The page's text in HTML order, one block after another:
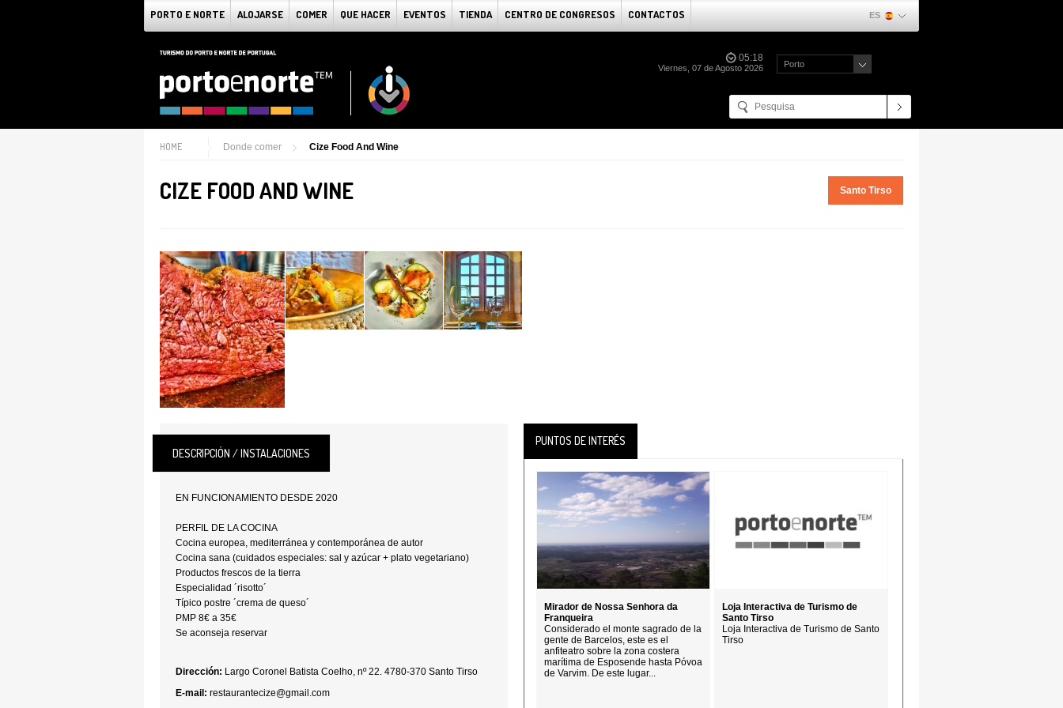
PORTO E NORTE ALOJARSE COMER QUE HACER EVENTOS TIENDA CENTRO DE CONGRESOS CONTACTOS ES
05:18
Viernes, 07 de Agosto 2026 Porto
HOME Donde comer Cize Food And Wine
CIZE FOOD AND WINE Santo Tirso
DESCRIPCIÓN / INSTALACIONES
EN FUNCIONAMIENTO DESDE 2020
PERFIL DE LA COCINA
Cocina europea, mediterránea y contemporánea de autor
Cocina sana (cuidados especiales: sal y azúcar + plato vegetariano)
Productos frescos de la tierra
Especialidad ´risotto´
Típico postre ´crema de queso´
PMP 8€ a 35€
Se aconseja reservar
Dirección: Largo Coronel Batista Coelho, nº 22. 4780-370 Santo Tirso
E-mail: restaurantecize@gmail.com
PUNTOS DE INTERÉS
Mirador de Nossa Senhora da
Franqueira
Considerado el monte sagrado de la
gente de Barcelos, este es el
anfiteatro sobre la zona costera
marítima de Esposende hasta Póvoa
de Varvim. De este lugar...
Loja Interactiva de Turismo de
Santo Tirso
Loja Interactiva de Turismo de Santo
Tirso